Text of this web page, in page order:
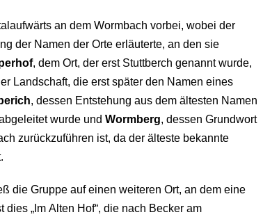
an dem Wormbach vorbei, wobei der
der Namen der Orte erläuterte, an den sie
, dem Ort, der erst Stuttberch genannt wurde,
Landschaft, die erst später den Namen eines
, dessen Entstehung aus dem ältesten Namen
wurde und Wormberg, dessen Grundwort
zurückzuführen ist, da der älteste bekannte
die Gruppe auf einen weiteren Ort, an dem eine
„Im Alten Hof“, die nach Becker am